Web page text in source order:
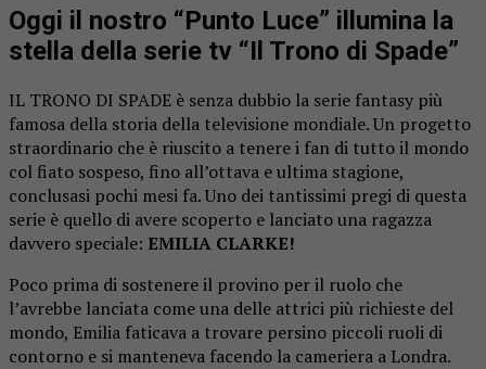
Oggi il nostro “Punto Luce” illumina la
stella della serie tv “Il Trono di Spade”
IL TRONO DI SPADE è senza dubbio la serie fantasy più
famosa della storia della televisione mondiale. Un progetto
straordinario che è riuscito a tenere i fan di tutto il mondo
col fiato sospeso, fino all’ottava e ultima stagione,
conclusasi pochi mesi fa. Uno dei tantissimi pregi di questa
serie è quello di avere scoperto e lanciato una ragazza
davvero speciale: EMILIA CLARKE!
Poco prima di sostenere il provino per il ruolo che
l’avrebbe lanciata come una delle attrici più richieste del
mondo, Emilia faticava a trovare persino piccoli ruoli di
contorno e si manteneva facendo la cameriera a Londra.